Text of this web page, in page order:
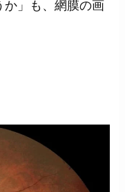
か」も、網膜の画